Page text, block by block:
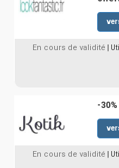
En cours de validité |
-
En cours de validité |